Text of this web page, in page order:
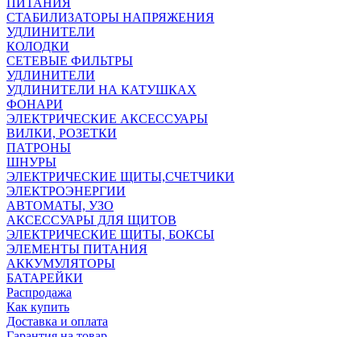
ПИТАНИЯ
СТАБИЛИЗАТОРЫ НАПРЯЖЕНИЯ
УДЛИНИТЕЛИ
КОЛОДКИ
СЕТЕВЫЕ ФИЛЬТРЫ
УДЛИНИТЕЛИ
УДЛИНИТЕЛИ НА КАТУШКАХ
ФОНАРИ
ЭЛЕКТРИЧЕСКИЕ АКСЕССУАРЫ
ВИЛКИ, РОЗЕТКИ
ПАТРОНЫ
ШНУРЫ
ЭЛЕКТРИЧЕСКИЕ ЩИТЫ,СЧЕТЧИКИ
ЭЛЕКТРОЭНЕРГИИ
АВТОМАТЫ, УЗО
АКСЕССУАРЫ ДЛЯ ЩИТОВ
ЭЛЕКТРИЧЕСКИЕ ЩИТЫ, БОКСЫ
ЭЛЕМЕНТЫ ПИТАНИЯ
АККУМУЛЯТОРЫ
БАТАРЕЙКИ
Распродажа
Как купить
Доставка и оплата